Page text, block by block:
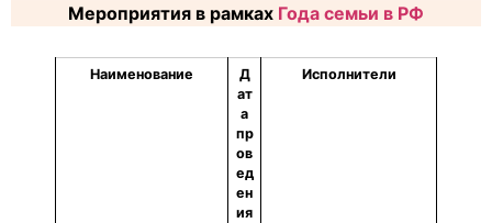
Мероприятия в рамках Года семьи в РФ
Наименование
Д
ат
а
пр
ов
ед
ен
ия
Исполнители